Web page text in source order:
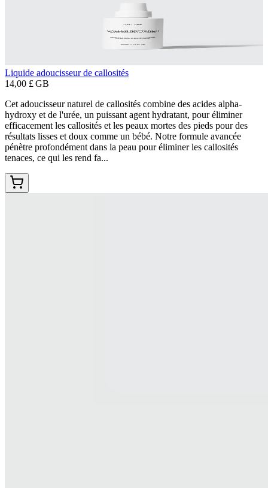
Liquide adoucisseur de callosités
14,00 £ GB
Cet adoucisseur naturel de callosités combine des acides alpha-
hydroxy et de l'urée, un puissant agent hydratant, pour éliminer
efficacement les callosités et les peaux mortes des pieds pour des
résultats lisses et doux comme un bébé. Notre formule avancée
pénètre profondément dans la peau pour éliminer les callosités
tenaces, ce qui les rend fa...